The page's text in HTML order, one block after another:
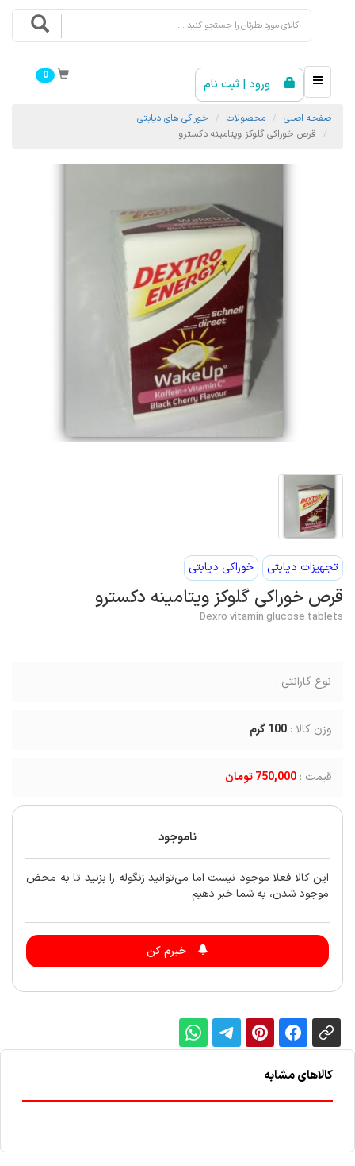
0
ورود | ثبت نام
صفحه اصلی محصولات
خوراکی های دیابتی
قرص خوراکی گلوکز ویتامینه دکسترو
تجهیزات دیابتی خوراکی دیابتی
قرص خوراکی گلوکز ویتامینه دکسترو
Dexro vitamin glucose tablets
نوع گارانتی :
وزن کالا : 100گرم
قیمت : 750,000 تومان
ناموجود
این کالا فعلا موجود نیست اما می‌توانید زنگوله را بزنید تا به محض
موجود شدن، به شما خبر دهیم
خبرم کن
کالاهای مشابه